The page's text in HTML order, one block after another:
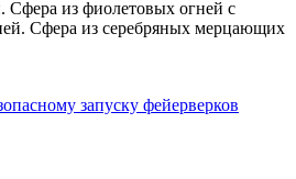
из фиолетовых огней с
Сфера из серебряных мерцающих
запуску фейерверков